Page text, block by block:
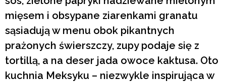
mięsem i obsypane ziarenkami granatu
sąsiadują w menu obok pikantnych
prażonych świerszczy, zupy podaje się z
tortillą, a na deser jada owoce kaktusa. Oto
kuchnia Meksyku – niezwykle inspirująca w